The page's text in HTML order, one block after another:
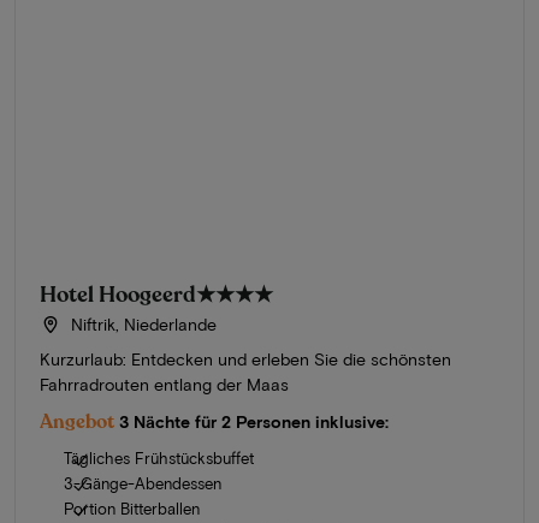
Hotel Hoogeerd★★★★
Niftrik, Niederlande
Kurzurlaub: Entdecken und erleben Sie die schönsten
Fahrradrouten entlang der Maas
Angebot 3 Nächte für 2 Personen inklusive:
Tägliches Frühstücksbuffet
3-Gänge-Abendessen
Portion Bitterballen